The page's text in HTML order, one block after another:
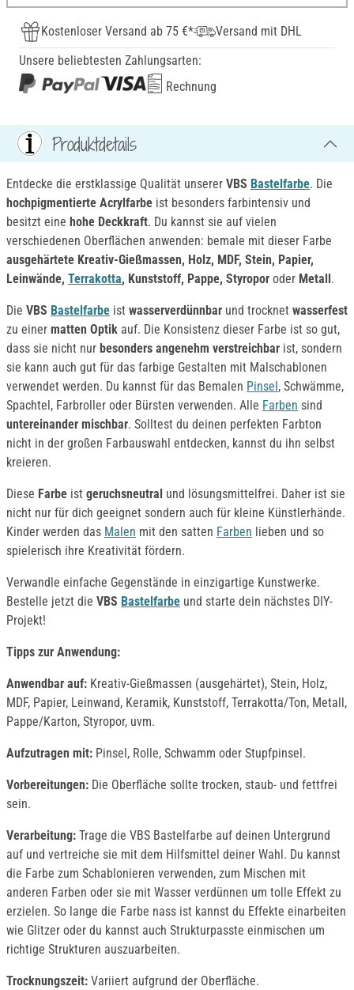
Kostenloser Versand ab 75 €*
Versand mit DHL
Unsere beliebtesten Zahlungsarten:
Rechnung
Produktdetails
Entdecke die erstklassige Qualität unserer VBS Bastelfarbe. Die
hochpigmentierte Acrylfarbe ist besonders farbintensiv und
besitzt eine hohe Deckkraft. Du kannst sie auf vielen
verschiedenen Oberflächen anwenden: bemale mit dieser Farbe
ausgehärtete Kreativ-Gießmassen, Holz, MDF, Stein, Papier,
Leinwände, Terrakotta, Kunststoff, Pappe, Styropor oder Metall.
Die VBS Bastelfarbe ist wasserverdünnbar und trocknet wasserfest
zu einer matten Optik auf. Die Konsistenz dieser Farbe ist so gut,
dass sie nicht nur besonders angenehm verstreichbar ist, sondern
sie kann auch gut für das farbige Gestalten mit Malschablonen
verwendet werden. Du kannst für das Bemalen Pinsel, Schwämme,
Spachtel, Farbroller oder Bürsten verwenden. Alle Farben sind
untereinander mischbar. Solltest du deinen perfekten Farbton
nicht in der großen Farbauswahl entdecken, kannst du ihn selbst
kreieren.
Diese Farbe ist geruchsneutral und lösungsmittelfrei. Daher ist sie
nicht nur für dich geeignet sondern auch für kleine Künstlerhände.
Kinder werden das Malen mit den satten Farben lieben und so
spielerisch ihre Kreativität fördern.
Verwandle einfache Gegenstände in einzigartige Kunstwerke.
Bestelle jetzt die VBS Bastelfarbe und starte dein nächstes DIY-
Projekt!
Tipps zur Anwendung:
Anwendbar auf: Kreativ-Gießmassen (ausgehärtet), Stein, Holz,
MDF, Papier, Leinwand, Keramik, Kunststoff, Terrakotta/Ton, Metall,
Pappe/Karton, Styropor, uvm.
Aufzutragen mit: Pinsel, Rolle, Schwamm oder Stupfpinsel.
Vorbereitungen: Die Oberfläche sollte trocken, staub- und fettfrei
sein.
Verarbeitung: Trage die VBS Bastelfarbe auf deinen Untergrund
auf und vertreiche sie mit dem Hilfsmittel deiner Wahl. Du kannst
die Farbe zum Schablonieren verwenden, zum Mischen mit
anderen Farben oder sie mit Wasser verdünnen um tolle Effekt zu
erzielen. So lange die Farbe nass ist kannst du Effekte einarbeiten
wie Glitzer oder du kannst auch Strukturpasste einmischen um
richtige Strukturen auszuarbeiten.
Trocknungszeit: Variiert aufgrund der Oberfläche.